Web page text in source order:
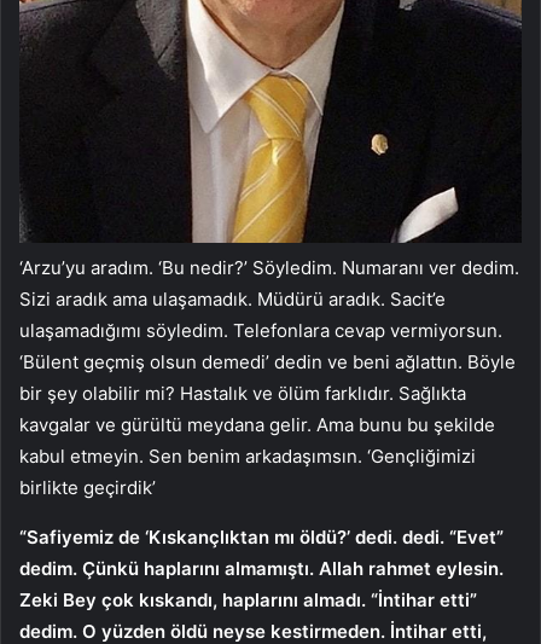
‘Arzu’yu aradım. ‘Bu nedir?’ Söyledim. Numaranı ver dedim.
Sizi aradık ama ulaşamadık. Müdürü aradık. Sacit’e
ulaşamadığımı söyledim. Telefonlara cevap vermiyorsun.
‘Bülent geçmiş olsun demedi’ dedin ve beni ağlattın. Böyle
bir şey olabilir mi? Hastalık ve ölüm farklıdır. Sağlıkta
kavgalar ve gürültü meydana gelir. Ama bunu bu şekilde
kabul etmeyin. Sen benim arkadaşımsın. ‘Gençliğimizi
birlikte geçirdik’
“Safiyemiz de ‘Kıskançlıktan mı öldü?’ dedi. dedi. “Evet”
dedim. Çünkü haplarını almamıştı. Allah rahmet eylesin.
Zeki Bey çok kıskandı, haplarını almadı. “İntihar etti”
dedim. O yüzden öldü neyse kestirmeden. İntihar etti,